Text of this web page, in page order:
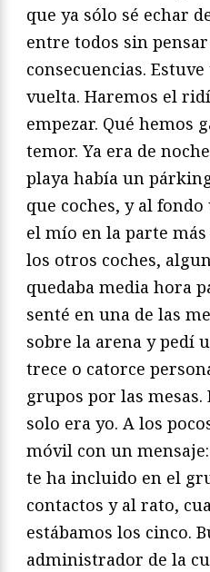
que ya sólo sé echar
entre todos sin
consecuencias.
vuelta. Haremos el
empezar. Qué hemos
temor. Ya era de
playa había un
que coches, y al
el mío en la parte
los otros coches,
quedaba media hora
senté en una de las
sobre la arena y pedí
trece o catorce
grupos por las
solo era yo. A los
móvil con un
te ha incluido en el
contactos y al rato,
estábamos los cinco.
administrador de la